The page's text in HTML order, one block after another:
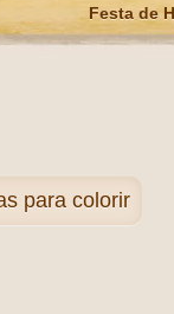
Festa de
para colorir